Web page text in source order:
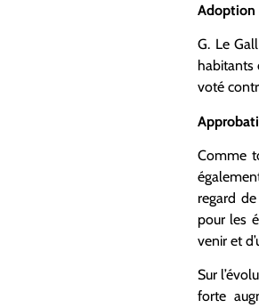
Adoption
G. Le
habitants
voté
Comme
regard
pour les
venir et
Sur
forte